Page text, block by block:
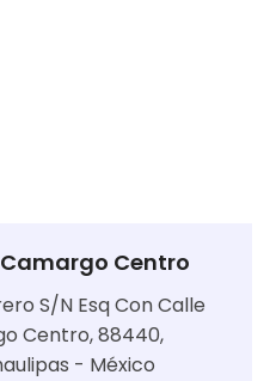
Camargo Centro
S/N Esq Con Calle
Centro, 88440,
- México